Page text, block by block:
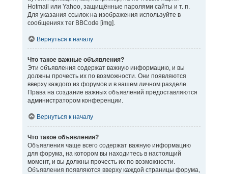
Hotmail или Yahoo, защищённые паролями сайты и т. п.
Для указания ссылок на изображения используйте в
сообщениях тег BBCode [img].
Вернуться к началу
Что такое важные объявления?
Эти объявления содержат важную информацию, и вы
должны прочесть их по возможности. Они появляются
вверху каждого из форумов и в вашем личном разделе.
Права на создание важных объявлений предоставляются
администратором конференции.
Вернуться к началу
Что такое объявления?
Объявления чаще всего содержат важную информацию
для форума, на котором вы находитесь в настоящий
момент, и вы должны прочесть их по возможности.
Объявления появляются вверху каждой страницы форума,